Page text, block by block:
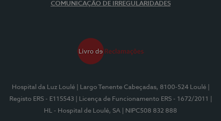
COMUNICAÇÃO DE IRREGULARIDADES
Hospital da Luz Loulé | Largo Tenente Cabeçadas, 8100-524 Loulé
Registo ERS - E115543
| Licença de Funcionamento ERS - 1672/2011
HL - Hospital de Loulé, SA
| NIPC508 832 888